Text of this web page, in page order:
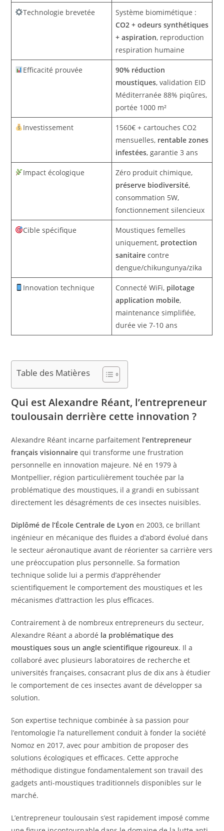
Technologie brevetée
Système biomimétique :
CO2 + odeurs synthétiques
+ aspiration, reproduction
respiration humaine
Efficacité prouvée
90% réduction
moustiques, validation EID
Méditerranée 88% piqûres,
portée 1000 m²
Investissement
1560€ + cartouches CO2
mensuelles, rentable zones
infestées, garantie 3 ans
Impact écologique
Zéro produit chimique,
préserve biodiversité,
consommation 5W,
fonctionnement silencieux
Cible spécifique
Moustiques femelles
uniquement, protection
sanitaire contre
dengue/chikungunya/zika
Innovation technique Connecté WiFi, pilotage
application mobile,
maintenance simplifiée,
durée vie 7-10 ans
Table des Matières
Qui est Alexandre Réant, l’entrepreneur
toulousain derrière cette innovation ?
Alexandre Réant incarne parfaitement l’entrepreneur
français visionnaire qui transforme une frustration
personnelle en innovation majeure. Né en 1979 à
Montpellier, région particulièrement touchée par la
problématique des moustiques, il a grandi en subissant
directement les désagréments de ces insectes nuisibles.
Diplômé de l’École Centrale de Lyon en 2003, ce brillant
ingénieur en mécanique des fluides a d’abord évolué dans
le secteur aéronautique avant de réorienter sa carrière vers
une préoccupation plus personnelle. Sa formation
technique solide lui a permis d’appréhender
scientifiquement le comportement des moustiques et les
mécanismes d’attraction les plus efficaces.
Contrairement à de nombreux entrepreneurs du secteur,
Alexandre Réant a abordé la problématique des
moustiques sous un angle scientifique rigoureux. Il a
collaboré avec plusieurs laboratoires de recherche et
universités françaises, consacrant plus de dix ans à étudier
le comportement de ces insectes avant de développer sa
solution.
Son expertise technique combinée à sa passion pour
l’entomologie l’a naturellement conduit à fonder la société
Nomoz en 2017, avec pour ambition de proposer des
solutions écologiques et efficaces. Cette approche
méthodique distingue fondamentalement son travail des
gadgets anti-moustiques traditionnels disponibles sur le
marché.
L’entrepreneur toulousain s’est rapidement imposé comme